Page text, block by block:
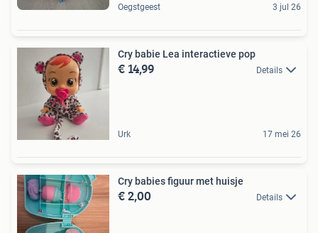
Oegstgeest 3 jul 26
Cry babie Lea interactieve pop
€ 14,99 Details
Urk 17 mei 26
Cry babies figuur met huisje
€ 2,00 Details